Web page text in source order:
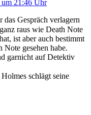
21:46 Uhr
Gespräch verlagern
raus wie Death Note
ist aber auch bestimmt
Note gesehen habe.
garnicht auf Detektiv
schlägt seine